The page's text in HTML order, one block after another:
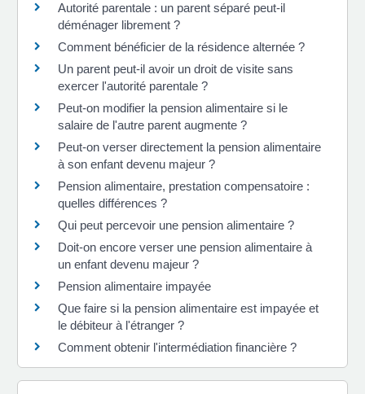
Autorité parentale : un parent séparé peut-il
déménager librement ?
Comment bénéficier de la résidence alternée ?
Un parent peut-il avoir un droit de visite sans
exercer l'autorité parentale ?
Peut-on modifier la pension alimentaire si le
salaire de l'autre parent augmente ?
Peut-on verser directement la pension alimentaire
à son enfant devenu majeur ?
Pension alimentaire, prestation compensatoire :
quelles différences ?
Qui peut percevoir une pension alimentaire ?
Doit-on encore verser une pension alimentaire à
un enfant devenu majeur ?
Pension alimentaire impayée
Que faire si la pension alimentaire est impayée et
le débiteur à l'étranger ?
Comment obtenir l'intermédiation financière ?